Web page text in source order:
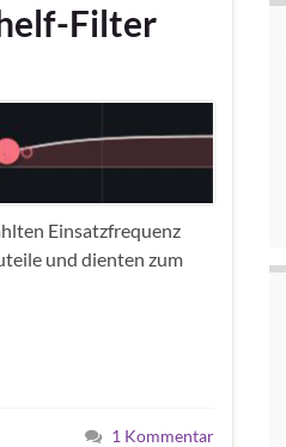
Filter
Einsatzfrequenz
und dienten zum
1 Kommentar